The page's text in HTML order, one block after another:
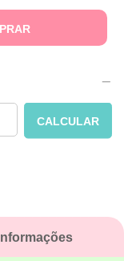
CALCULAR
Informações